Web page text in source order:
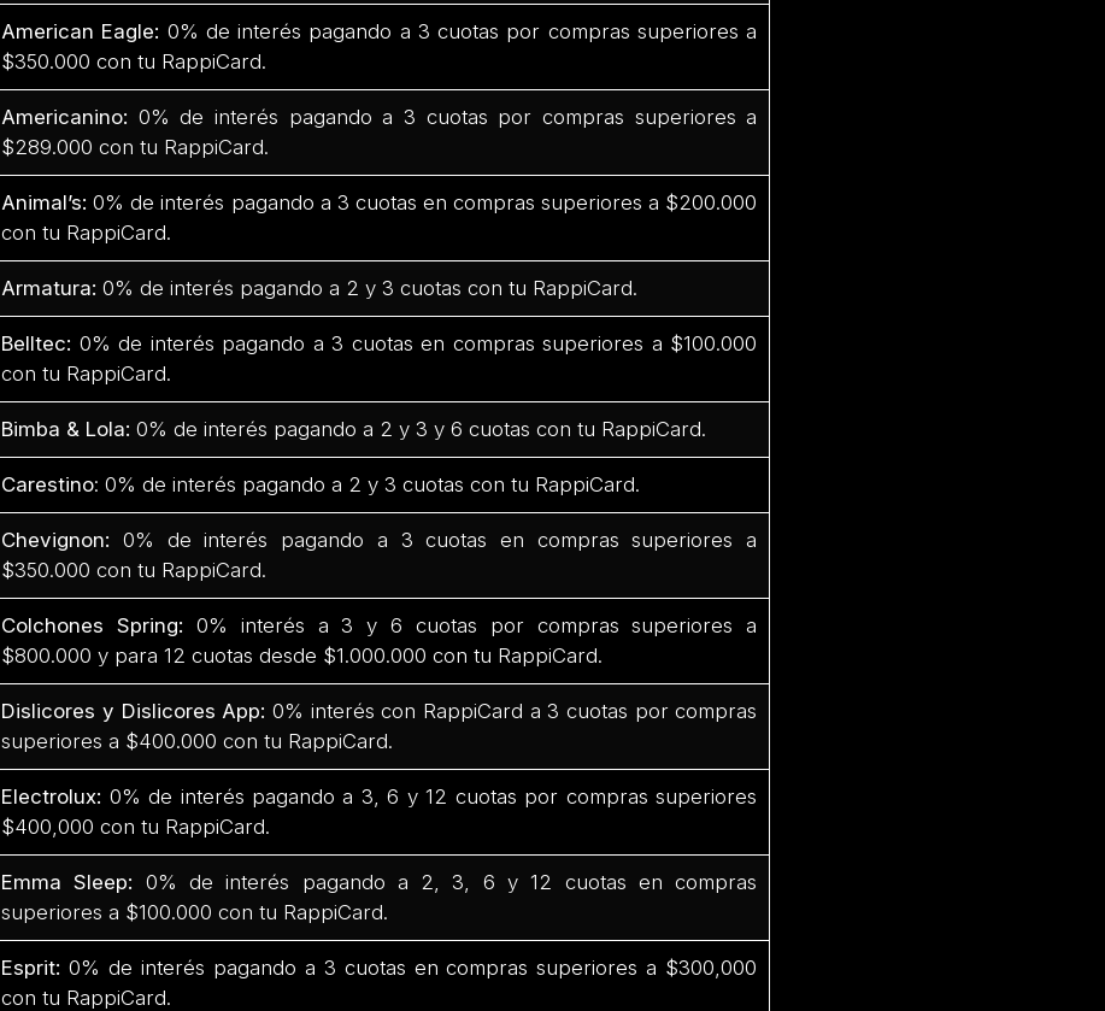
American Eagle: 0% de interés pagando a 3 cuotas por compras superiores a
$350.000 con tu RappiCard.
Americanino: 0% de interés pagando a 3 cuotas por compras superiores a
$289.000 con tu RappiCard.
Animal’s:0% de interés pagando a 3 cuotas en compras superiores a $200.000
con tu RappiCard.
Armatura:0% de interés pagando a 2 y 3 cuotas con tu RappiCard.
Belltec: 0% de interés pagando a 3 cuotas en compras superiores a $100.000
con tu RappiCard.
Bimba & Lola: 0% de interés pagando a 2 y 3 y 6 cuotas con tu RappiCard.
Carestino: 0% de interés pagando a 2 y 3 cuotas con tu RappiCard.
Chevignon: 0% de interés pagando a 3 cuotas en compras superiores a
$350.000 con tu RappiCard.
Colchones Spring: 0% interés a 3 y 6 cuotas por compras superiores a
$800.000 y para 12 cuotas desde $1.000.000 con tu RappiCard.
Dislicores y Dislicores App: 0% interés con RappiCard a 3 cuotas por compras
superiores a $400.000 con tu RappiCard.
Electrolux: 0% de interés pagando a 3, 6 y 12 cuotas por compras superiores
$400,000 con tu RappiCard.
Emma Sleep: 0% de interés pagando a 2, 3, 6 y 12 cuotas en compras
superiores a $100.000 con tu RappiCard.
Esprit:0% de interés pagando a 3 cuotas en compras superiores a $300,000
con tu RappiCard.